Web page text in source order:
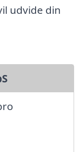
udvide din